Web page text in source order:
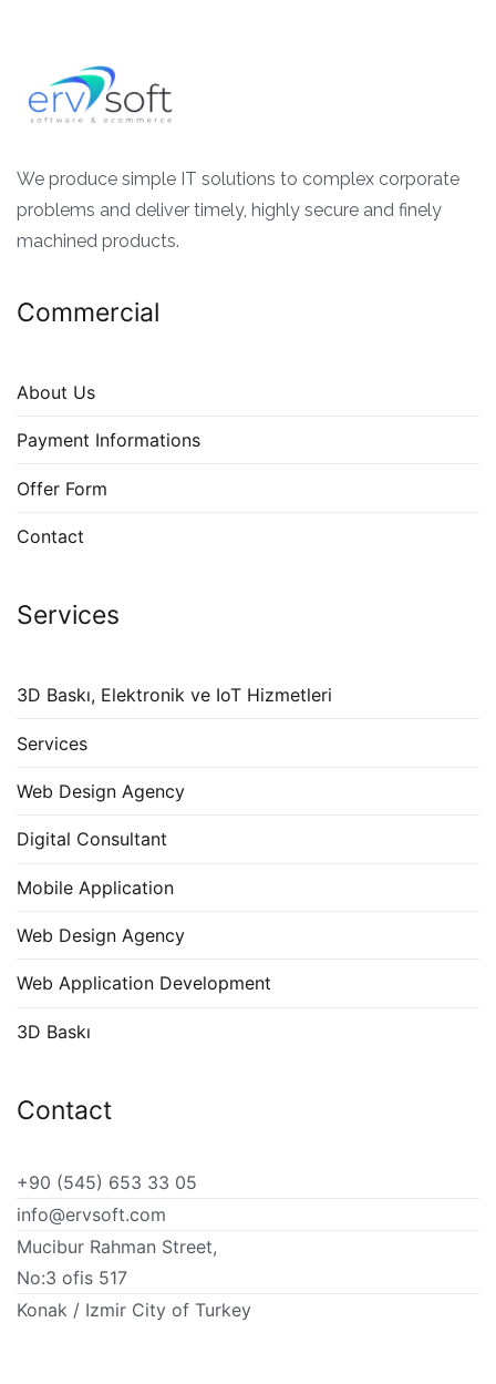
We produce simple IT solutions to complex corporate
problems and deliver timely, highly secure and finely
machined products.
Commercial
About Us
Payment Informations
Offer Form
Contact
Services
3D Baskı, Elektronik ve IoT Hizmetleri
Services
Web Design Agency
Digital Consultant
Mobile Application
Web Design Agency
Web Application Development
3D Baskı
Contact
+90 (545) 653 33 05
info@ervsoft.com
Mucibur Rahman Street,
No:3 ofis 517
Konak / Izmir City of Turkey